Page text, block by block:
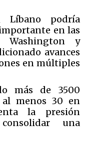
Líbano podría
en las
Washington y
avances
en múltiples
más de 3500
menos 30 en
la presión
una